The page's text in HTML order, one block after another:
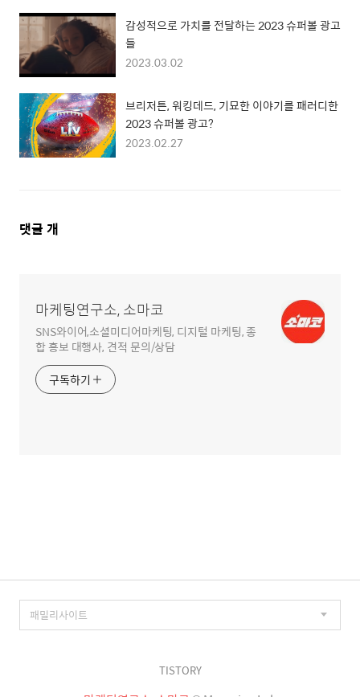
감성적으로 가치를 전달하는 2023 슈퍼볼 광고
들
2023.03.02
브리저튼, 워킹데드, 기묘한 이야기를 패러디한
2023 슈퍼볼 광고?
2023.02.27
댓
댓글 개
마케팅연구소, 소마코
SNS와이어,소셜미디어마케팅, 디지털 마케팅, 종
합 홍보 대행사, 견적 문의/상담
구독하기
TISTORY